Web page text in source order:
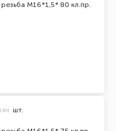
M16*1,5* 80 кл.пр.
шт.